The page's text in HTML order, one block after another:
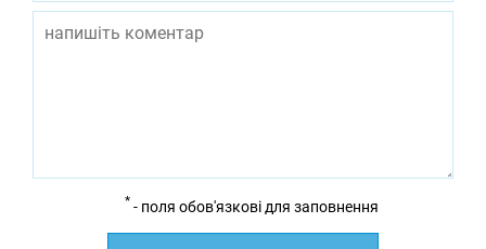
* - поля обов'язкові для заповнення